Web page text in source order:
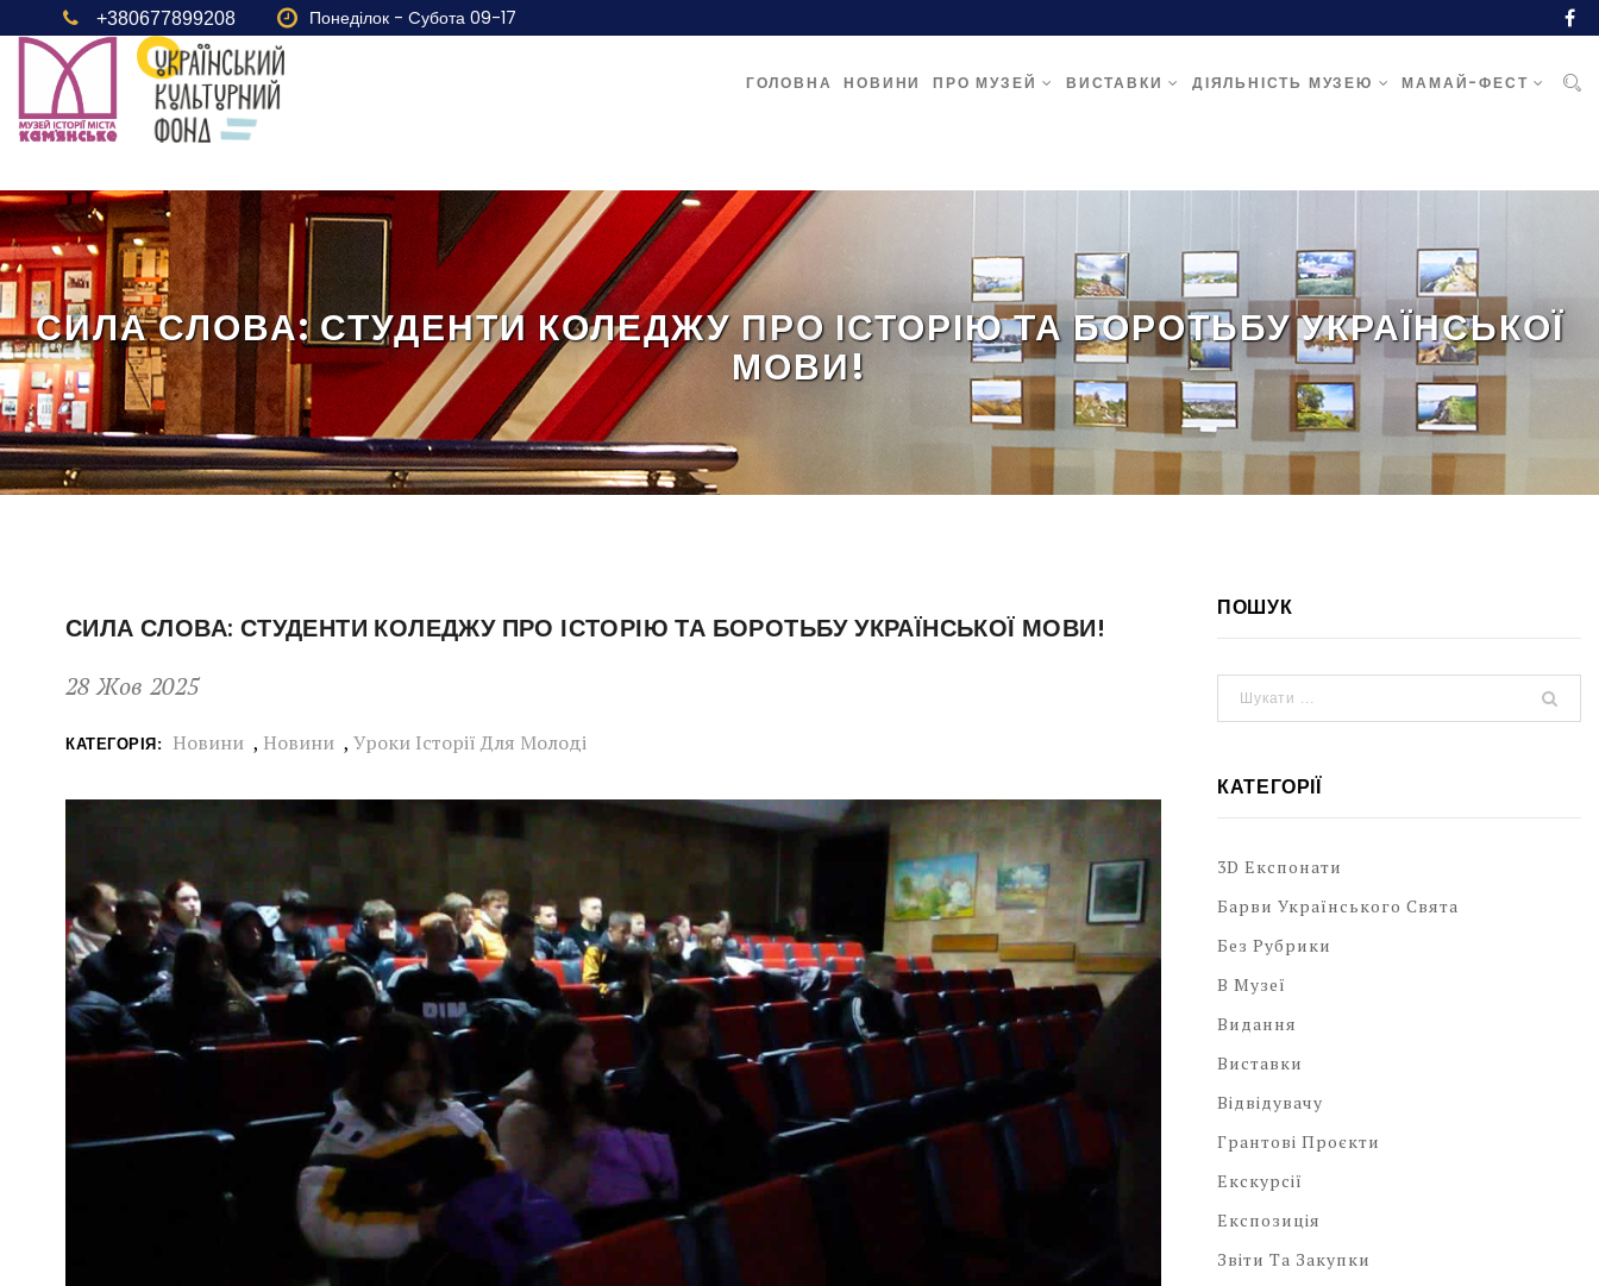
+380677899208 Понеділок - Cубота 09-17
ГОЛОВНА НОВИНИ ПРО МУЗЕЙ ВИСТАВКИ ДІЯЛЬНІСТЬ МУЗЕЮ МАМАЙ-ФЕСТ
СИЛА СЛОВА: СТУДЕНТИ КОЛЕДЖУ ПРО ІСТОРІЮ ТА БОРОТЬБУ УКРАЇНСЬКОЇ
МОВИ!
СИЛА СЛОВА: СТУДЕНТИ КОЛЕДЖУ ПРО ІСТОРІЮ ТА БОРОТЬБУ УКРАЇНСЬКОЇ МОВИ!
28 Жов 2025
КАТЕГОРІЯ: Новини , Новини ,Уроки Історії Для Молоді
ПОШУК
КАТЕГОРІЇ
3D Експонати
Барви Українського Свята
Без Рубрики
В Музеї
Видання
Виставки
Відвідувачу
Грантові Проєкти
Екскурсії
Експозиція
Звіти Та Закупки